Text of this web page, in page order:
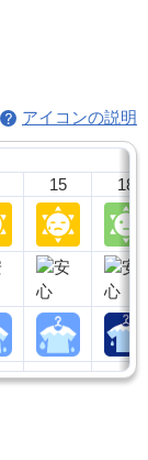
アイコンの説明
15 18